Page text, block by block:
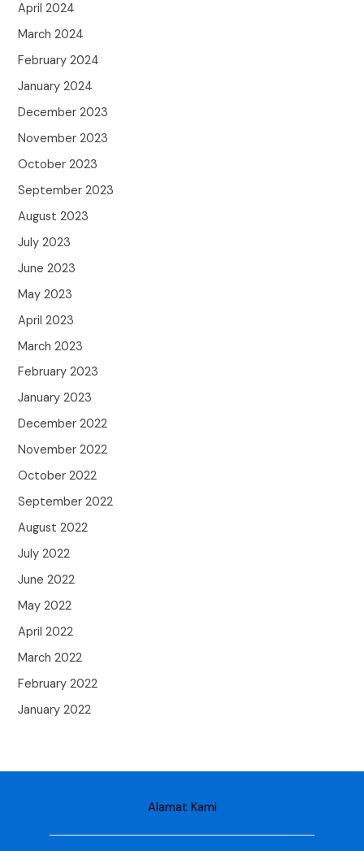
April 2024
March 2024
February 2024
January 2024
December 2023
November 2023
October 2023
September 2023
August 2023
July 2023
June 2023
May 2023
April 2023
March 2023
February 2023
January 2023
December 2022
November 2022
October 2022
September 2022
August 2022
July 2022
June 2022
May 2022
April 2022
March 2022
February 2022
January 2022
Alamat Kami